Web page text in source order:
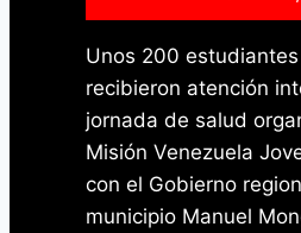
Unos 200
recibieron atención
jornada de salud
Misión Venezuela
con el Gobierno
municipio Manuel